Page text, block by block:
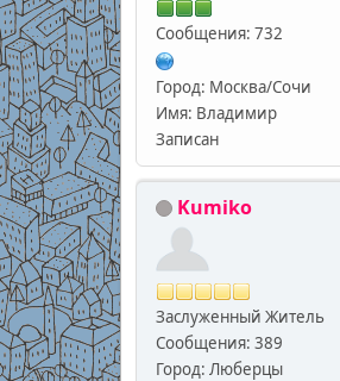
Сообщения: 732
Город: Москва/Сочи
Имя: Владимир
Записан
Kumiko
Заслуженный Житель
Сообщения: 389
Город: Люберцы